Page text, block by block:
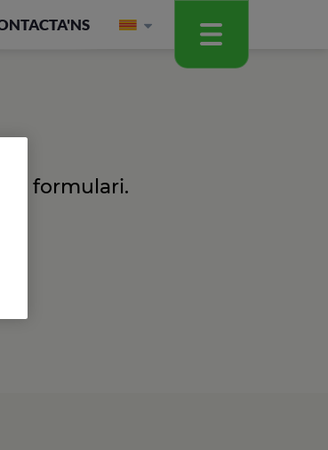
formulari.